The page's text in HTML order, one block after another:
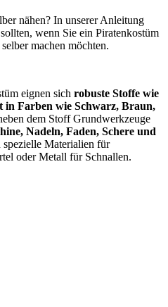
nähen? In unserer Anleitung
wenn Sie ein Piratenkostüm
machen möchten.
eignen sich robuste Stoffe wie
in Farben wie Schwarz, Braun,
dem Stoff Grundwerkzeuge
Nadeln, Faden, Schere und
spezielle Materialien für
oder Metall für Schnallen.